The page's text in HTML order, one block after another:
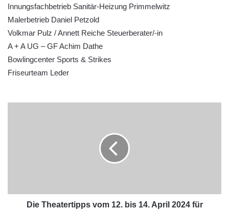
Innungsfachbetrieb Sanitär-Heizung Primmelwitz
Malerbetrieb Daniel Petzold
Volkmar Pulz / Annett Reiche Steuerberater/-in
A + A UG – GF Achim Dathe
Bowlingcenter Sports & Strikes
Friseurteam Leder
Die Theatertipps vom 12. bis 14. April 2024 für